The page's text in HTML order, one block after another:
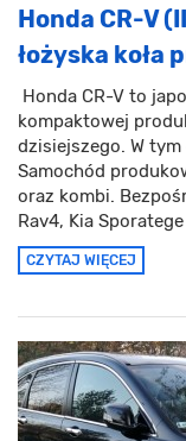
Honda CR-V
łożyska koła
Honda CR-V to
kompaktowej
dzisiejszego. W
Samochód
oraz kombi.
Rav4, Kia
CZYTAJ WIĘCEJ